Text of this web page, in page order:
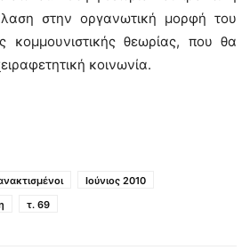
στην οργανωτική μορφή του
κομμουνιστικής θεωρίας, που θα
κοινωνία.
Ιούνιος 2010
τ. 69